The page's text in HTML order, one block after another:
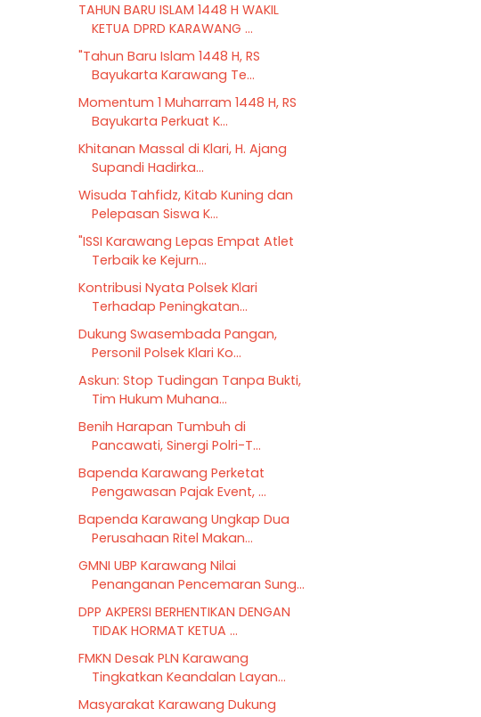
TAHUN BARU ISLAM 1448 H WAKIL
KETUA DPRD KARAWANG ...
"Tahun Baru Islam 1448 H, RS
Bayukarta Karawang Te...
Momentum 1 Muharram 1448 H, RS
Bayukarta Perkuat K...
Khitanan Massal di Klari, H. Ajang
Supandi Hadirka...
Wisuda Tahfidz, Kitab Kuning dan
Pelepasan Siswa K...
"ISSI Karawang Lepas Empat Atlet
Terbaik ke Kejurn...
Kontribusi Nyata Polsek Klari
Terhadap Peningkatan...
Dukung Swasembada Pangan,
Personil Polsek Klari Ko...
Askun: Stop Tudingan Tanpa Bukti,
Tim Hukum Muhana...
Benih Harapan Tumbuh di
Pancawati, Sinergi Polri-T...
Bapenda Karawang Perketat
Pengawasan Pajak Event, ...
Bapenda Karawang Ungkap Dua
Perusahaan Ritel Makan...
GMNI UBP Karawang Nilai
Penanganan Pencemaran Sung...
DPP AKPERSI BERHENTIKAN DENGAN
TIDAK HORMAT KETUA ...
FMKN Desak PLN Karawang
Tingkatkan Keandalan Layan...
Masyarakat Karawang Dukung